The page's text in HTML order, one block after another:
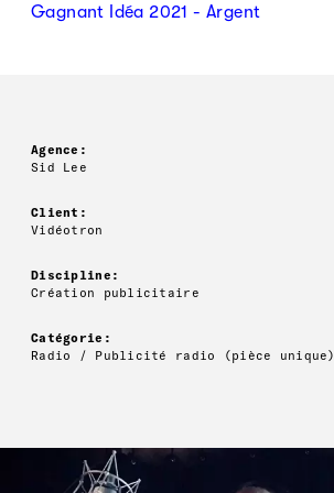
Gagnant Idéa 2021 - Argent
Agence:
Sid Lee
Client:
Vidéotron
Discipline:
Création publicitaire
Catégorie:
Radio / Publicité radio (pièce unique)